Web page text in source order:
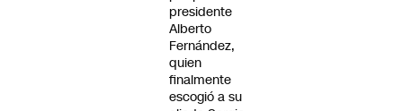
presidente
Alberto
Fernández,
quien
finalmente
escogió a su